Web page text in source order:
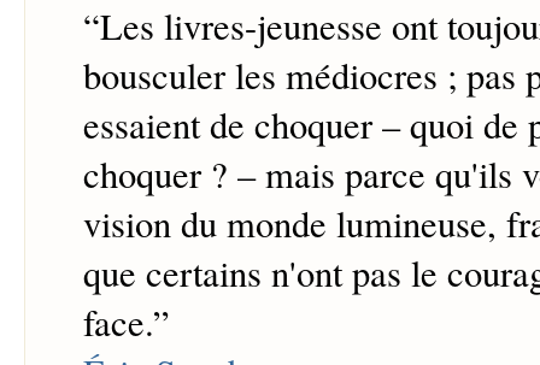
“Les livres-jeunesse ont
bousculer les médiocres ; pas
essaient de choquer – quoi de
choquer ? – mais parce qu'ils
vision du monde lumineuse,
que certains n'ont pas le
face.”